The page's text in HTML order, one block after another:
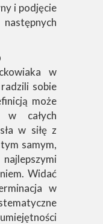
i podjęcie
w
sobie
może
całych
w siłę z
samym,
Widać
w